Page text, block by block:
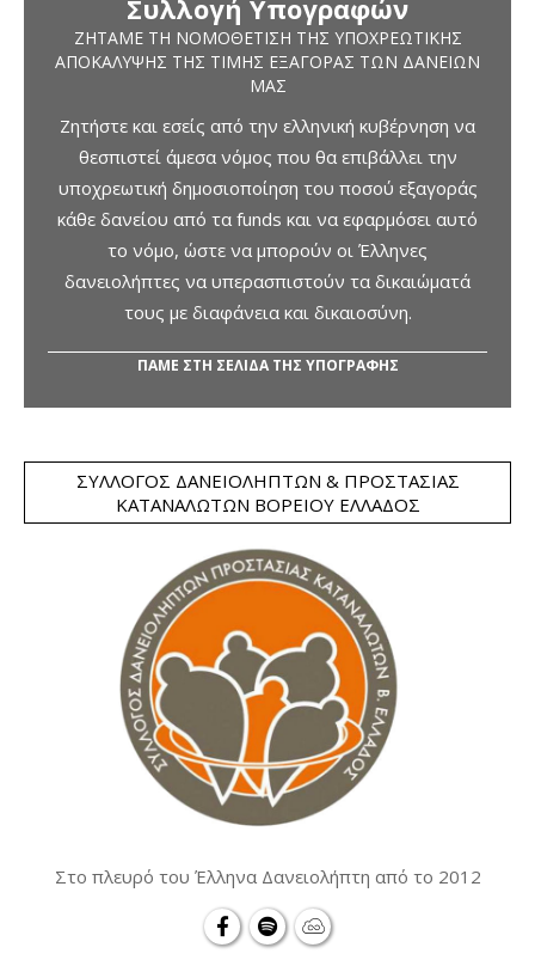
Συλλογή Υπογραφών
ΖΗΤΆΜΕ ΤΗ ΝΟΜΟΘΈΤΙΣΗ ΤΗΣ ΥΠΟΧΡΕΩΤΙΚΉΣ
ΑΠΟΚΆΛΥΨΗΣ ΤΗΣ ΤΙΜΉΣ ΕΞΑΓΟΡΆΣ ΤΩΝ ΔΑΝΕΊΩΝ
ΜΑΣ
Ζητήστε και εσείς από την ελληνική κυβέρνηση να
θεσπιστεί άμεσα νόμος που θα επιβάλλει την
υποχρεωτική δημοσιοποίηση του ποσού εξαγοράς
κάθε δανείου από τα funds και να εφαρμόσει αυτό
το νόμο, ώστε να μπορούν οι Έλληνες
δανειολήπτες να υπερασπιστούν τα δικαιώματά
τους με διαφάνεια και δικαιοσύνη.
ΠΑΜΕ ΣΤΗ ΣΕΛΙΔΑ ΤΗΣ ΥΠΟΓΡΑΦΗΣ
ΣΎΛΛΟΓΟΣ ΔΑΝΕΙΟΛΗΠΤΏΝ & ΠΡΟΣΤΑΣΊΑΣ
ΚΑΤΑΝΑΛΩΤΏΝ ΒΟΡΕΊΟΥ ΕΛΛΆΔΟΣ
Στο πλευρό του Έλληνα Δανειολήπτη από το 2012